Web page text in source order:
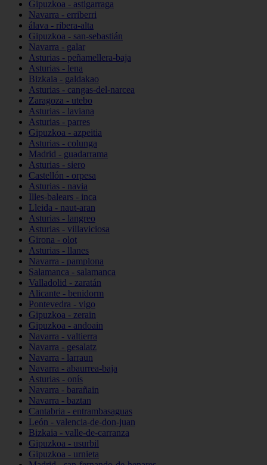
Gipuzkoa - astigarraga
Navarra - erriberri
álava - ribera-alta
Gipuzkoa - san-sebastián
Navarra - galar
Asturias - peñamellera-baja
Asturias - lena
Bizkaia - galdakao
Asturias - cangas-del-narcea
Zaragoza - utebo
Asturias - laviana
Asturias - parres
Gipuzkoa - azpeitia
Asturias - colunga
Madrid - guadarrama
Asturias - siero
Castellón - orpesa
Asturias - navia
Illes-balears - inca
Lleida - naut-aran
Asturias - langreo
Asturias - villaviciosa
Girona - olot
Asturias - llanes
Navarra - pamplona
Salamanca - salamanca
Valladolid - zaratán
Alicante - benidorm
Pontevedra - vigo
Gipuzkoa - zerain
Gipuzkoa - andoain
Navarra - valtierra
Navarra - gesalatz
Navarra - larraun
Navarra - abaurrea-baja
Asturias - onís
Navarra - barañain
Navarra - baztan
Cantabria - entrambasaguas
León - valencia-de-don-juan
Bizkaia - valle-de-carranza
Gipuzkoa - usurbil
Gipuzkoa - urnieta